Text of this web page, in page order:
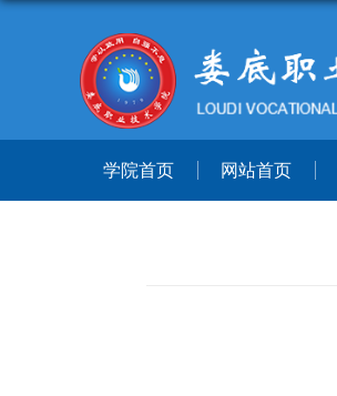
学院首页 网站首页